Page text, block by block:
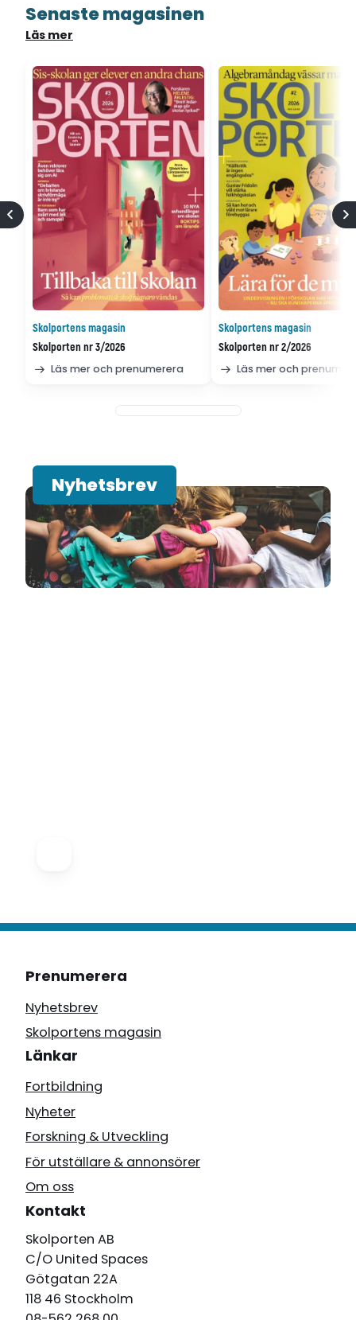
Senaste magasinen
Läs mer
Skolportens magasin
Skolporten nr 3/2026
Läs mer och prenumerera
Skolportens magasin
Skolporten nr 2/2026
Läs mer och
Nyhetsbrev
Prenumerera
Nyhetsbrev
Skolportens magasin
Länkar
Fortbildning
Nyheter
Forskning & Utveckling
För utställare & annonsörer
Om oss
Kontakt
Skolporten AB
C/O United Spaces
Götgatan 22A
118 46 Stockholm